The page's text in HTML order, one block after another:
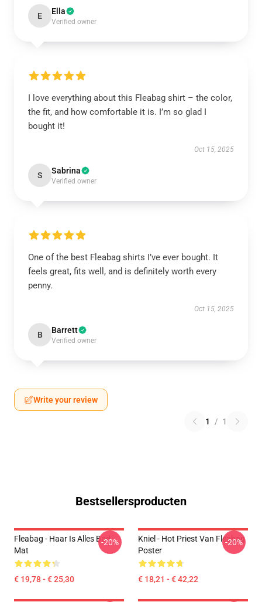
E Ella
Verified owner
I love everything about this Fleabag shirt – the color,
the fit, and how comfortable it is. I’m so glad I
bought it!
Oct 15, 2025
S Sabrina
Verified owner
One of the best Fleabag shirts I’ve ever bought. It
feels great, fits well, and is definitely worth every
penny.
Oct 15, 2025
B Barrett
Verified owner
Write your review
1 / 1
Bestsellersproducten
Fleabag - Haar Is Alles Bad
Mat
€ 19,78 - € 25,30
-20%
Kniel - Hot Priest Van Fleabag
Poster
€ 18,21 - € 42,22
-20%